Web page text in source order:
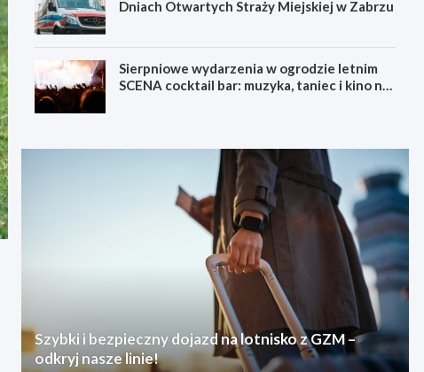
Dniach Otwartych Straży Miejskiej w Zabrzu
Sierpniowe wydarzenia w ogrodzie letnim
SCENA cocktail bar: muzyka, taniec i kino na
Szybki i bezpieczny dojazd na lotnisko z GZM –
odkryj nasze linie!